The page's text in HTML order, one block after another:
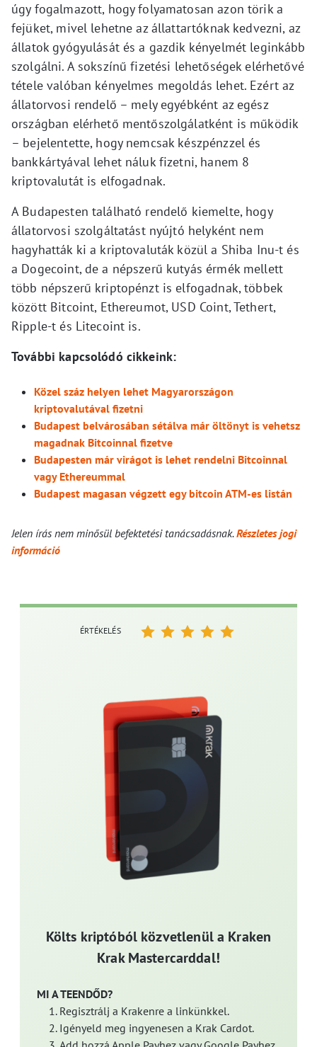
úgy fogalmazott, hogy folyamatosan azon törik a
fejüket, mivel lehetne az állattartóknak kedvezni, az
állatok gyógyulását és a gazdik kényelmét leginkább
szolgálni. A sokszínű fizetési lehetőségek elérhetővé
tétele valóban kényelmes megoldás lehet. Ezért az
állatorvosi rendelő – mely egyébként az egész
országban elérhető mentőszolgálatként is működik
– bejelentette, hogy nemcsak készpénzzel és
bankkártyával lehet náluk fizetni, hanem 8
kriptovalutát is elfogadnak.
A Budapesten található rendelő kiemelte, hogy
állatorvosi szolgáltatást nyújtó helyként nem
hagyhatták ki a kriptovaluták közül a Shiba Inu-t és
a Dogecoint, de a népszerű kutyás érmék mellett
több népszerű kriptopénzt is elfogadnak, többek
között Bitcoint, Ethereumot, USD Coint, Tethert,
Ripple-t és Litecoint is.
További kapcsolódó cikkeink:
Közel száz helyen lehet Magyarországon
kriptovalutával fizetni
Budapest belvárosában sétálva már öltönyt is vehetsz
magadnak Bitcoinnal fizetve
Budapesten már virágot is lehet rendelni Bitcoinnal
vagy Ethereummal
Budapest magasan végzett egy bitcoin ATM-es listán
Jelen írás nem minősül befektetési tanácsadásnak.Részletes jogi
információ
Költs kriptóból közvetlenül a Kraken
Krak Mastercarddal!
MI A TEENDŐD?
Regisztrálj a Krakenre a linkünkkel.
Igényeld meg ingyenesen a Krak Cardot.
ÉRTÉKELÉS